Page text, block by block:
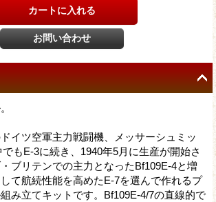
イツ空軍主力戦闘機、メッサーシュミッ
でもE-3に続き、1940年5月に生産が開始さ
ブリテンでの主力となったBf109E-4と増
て航続性能を高めたE-7を選んで作れるプ
み立てキットです。Bf109E-4/7の直線的で